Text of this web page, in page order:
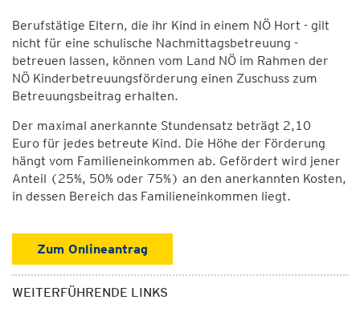
Berufstätige Eltern, die ihr Kind in einem NÖ Hort - gilt
nicht für eine schulische Nachmittagsbetreuung -
betreuen lassen, können vom Land NÖ im Rahmen der
NÖ Kinderbetreuungsförderung einen Zuschuss zum
Betreuungsbeitrag erhalten.
Der maximal anerkannte Stundensatz beträgt 2,10
Euro für jedes betreute Kind. Die Höhe der Förderung
hängt vom Familieneinkommen ab. Gefördert wird jener
Anteil (25%, 50% oder 75%) an den anerkannten Kosten,
in dessen Bereich das Familieneinkommen liegt.
Zum Onlineantrag
WEITERFÜHRENDE LINKS